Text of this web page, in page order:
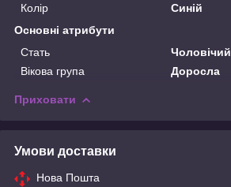
Колір
Синій
Основні атрибути
Стать
Чоловічий
Вікова група
Доросла
Приховати
Умови доставки
Нова Пошта